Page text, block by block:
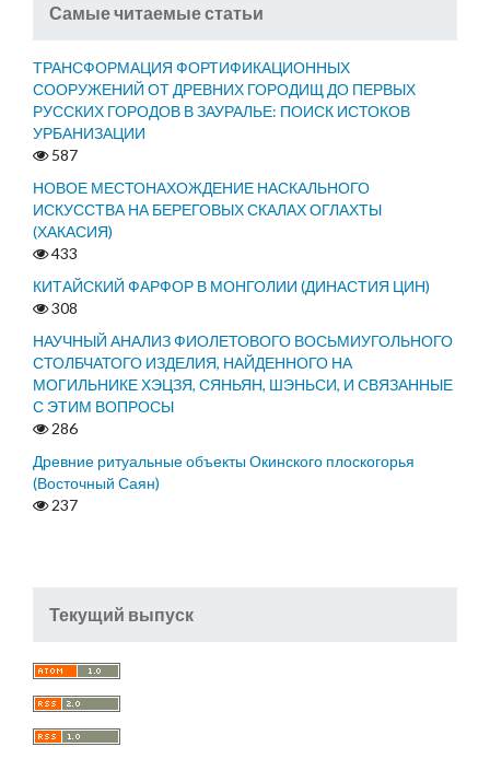
Самые читаемые статьи
ТРАНСФОРМАЦИЯ ФОРТИФИКАЦИОННЫХ
СООРУЖЕНИЙ ОТ ДРЕВНИХ ГОРОДИЩ ДО ПЕРВЫХ
РУССКИХ ГОРОДОВ В ЗАУРАЛЬЕ: ПОИСК ИСТОКОВ
УРБАНИЗАЦИИ
587
НОВОЕ МЕСТОНАХОЖДЕНИЕ НАСКАЛЬНОГО
ИСКУССТВА НА БЕРЕГОВЫХ СКАЛАХ ОГЛАХТЫ
(ХАКАСИЯ)
433
КИТАЙСКИЙ ФАРФОР В МОНГОЛИИ (ДИНАСТИЯ ЦИН)
308
НАУЧНЫЙ АНАЛИЗ ФИОЛЕТОВОГО ВОСЬМИУГОЛЬНОГО
СТОЛБЧАТОГО ИЗДЕЛИЯ, НАЙДЕННОГО НА
МОГИЛЬНИКЕ ХЭЦЗЯ, СЯНЬЯН, ШЭНЬСИ, И СВЯЗАННЫЕ
С ЭТИМ ВОПРОСЫ
286
Древние ритуальные объекты Окинского плоскогорья
(Восточный Саян)
237
Текущий выпуск